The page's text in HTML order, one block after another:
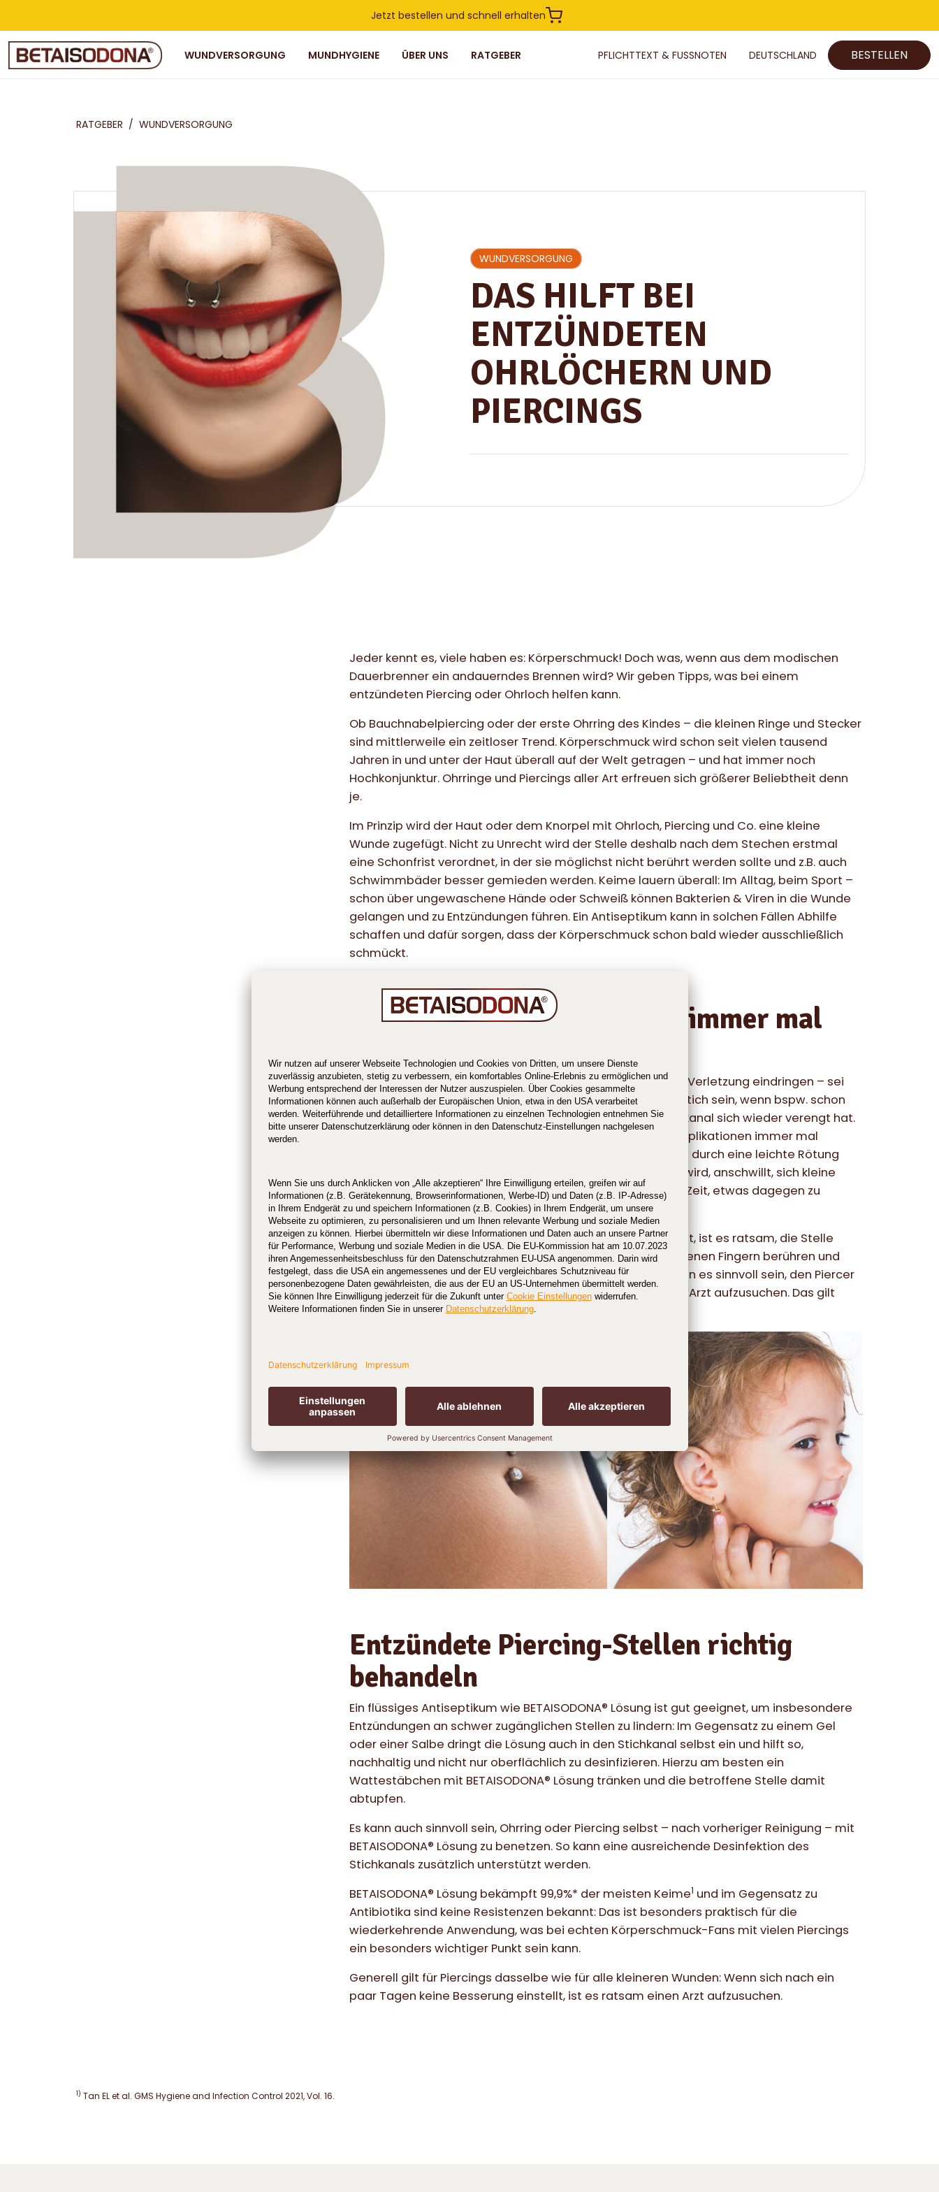
Jetzt bestellen und schnell erhalten
WUNDVERSORGUNG MUNDHYGIENE ÜBER UNS RATGEBER PFLICHTTEXT & FUSSNOTEN DEUTSCHLAND BESTELLEN
RATGEBER / WUNDVERSORGUNG
WUNDVERSORGUNG
DAS HILFT BEI
ENTZÜNDETEN
OHRLÖCHERN UND
PIERCINGS
Jeder kennt es, viele haben es: Körperschmuck! Doch was, wenn aus dem modischen
Dauerbrenner ein andauerndes Brennen wird? Wir geben Tipps, was bei einem
entzündeten Piercing oder Ohrloch helfen kann.
Ob Bauchnabelpiercing oder der erste Ohrring des Kindes – die kleinen Ringe und Stecker
sind mittlerweile ein zeitloser Trend. Körperschmuck wird schon seit vielen tausend
Jahren in und unter der Haut überall auf der Welt getragen – und hat immer noch
Hochkonjunktur. Ohrringe und Piercings aller Art erfreuen sich größerer Beliebtheit denn
je.
Im Prinzip wird der Haut oder dem Knorpel mit Ohrloch, Piercing und Co. eine kleine
Wunde zugefügt. Nicht zu Unrecht wird der Stelle deshalb nach dem Stechen erstmal
eine Schonfrist verordnet, in der sie möglichst nicht berührt werden sollte und z.B. auch
Schwimmbäder besser gemieden werden. Keime lauern überall: Im Alltag, beim Sport –
schon über ungewaschene Hände oder Schweiß können Bakterien & Viren in die Wunde
gelangen und zu Entzündungen führen. Ein Antiseptikum kann in solchen Fällen Abhilfe
schaffen und dafür sorgen, dass der Körperschmuck schon bald wieder ausschließlich
schmückt.
Entzündete Stellen können immer mal
vorkommen
Entzündungen entstehen zum Beispiel, wenn Keime in eine Verletzung eindringen – sei
sie noch so klein. Das kann auch lange nach dem frischen Stich sein, wenn bspw. schon
lange keine Ohrringe mehr getragen wurden und der Stichkanal sich wieder verengt hat.
Bei einem Ohrring oder Piercing können solche kleinen Komplikationen immer mal
vorkommen: Eine beginnende Entzündung kann sich bereits durch eine leichte Rötung
abzeichnen. Spätestens wenn die Stelle aber rot und heiß wird, anschwillt, sich kleine
Eiterbläschen bilden oder es sogar blutet, wird es höchste Zeit, etwas dagegen zu
unternehmen.
Wenn sich die Stelle um Ohrring oder Piercing entzündet hat, ist es ratsam, die Stelle
möglichst zu schonen. Das bedeutet: Nicht mit ungewaschenen Fingern berühren und
den Schmuck zunächst nicht selbst entfernen. Generell kann es sinnvoll sein, den Piercer
in dieser Situation zu Rate zu ziehen oder auch direkt einen Arzt aufzusuchen. Das gilt
insbesondere bei Kindern.
Entzündete Piercing-Stellen richtig
behandeln
Ein flüssiges Antiseptikum wie BETAISODONA® Lösung ist gut geeignet, um insbesondere
Entzündungen an schwer zugänglichen Stellen zu lindern: Im Gegensatz zu einem Gel
oder einer Salbe dringt die Lösung auch in den Stichkanal selbst ein und hilft so,
nachhaltig und nicht nur oberflächlich zu desinfizieren. Hierzu am besten ein
Wattestäbchen mit BETAISODONA® Lösung tränken und die betroffene Stelle damit
abtupfen.
Es kann auch sinnvoll sein, Ohrring oder Piercing selbst – nach vorheriger Reinigung – mit
BETAISODONA® Lösung zu benetzen. So kann eine ausreichende Desinfektion des
Stichkanals zusätzlich unterstützt werden.
BETAISODONA® Lösung bekämpft 99,9%* der meisten Keime1 und im Gegensatz zu
Antibiotika sind keine Resistenzen bekannt: Das ist besonders praktisch für die
wiederkehrende Anwendung, was bei echten Körperschmuck-Fans mit vielen Piercings
ein besonders wichtiger Punkt sein kann.
Generell gilt für Piercings dasselbe wie für alle kleineren Wunden: Wenn sich nach ein
paar Tagen keine Besserung einstellt, ist es ratsam einen Arzt aufzusuchen.
1) Tan EL et al. GMS Hygiene and Infection Control 2021, Vol. 16.